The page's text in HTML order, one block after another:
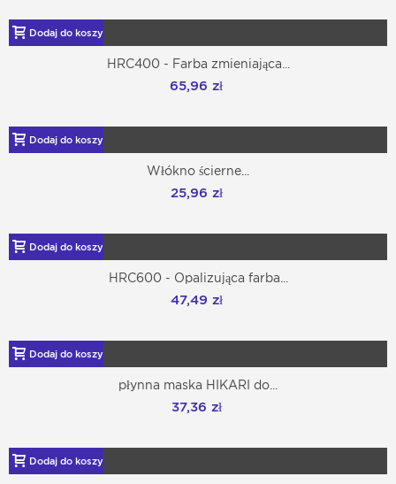
Dodaj do koszyka
HRC400 - Farba zmieniająca...
65,96 zł
Dodaj do koszyka
Włókno ścierne...
25,96 zł
Dodaj do koszyka
HRC600 - Opalizująca farba...
47,49 zł
Dodaj do koszyka
płynna maska HIKARI do...
37,36 zł
Dodaj do koszyka